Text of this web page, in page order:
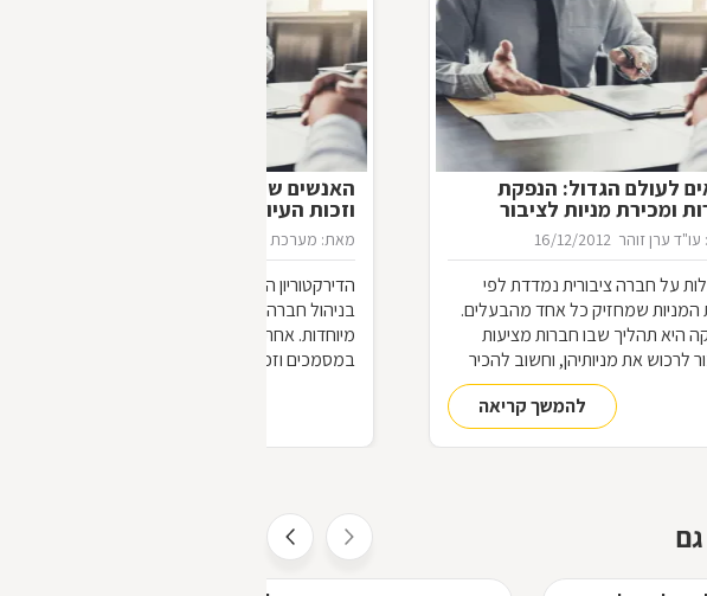
לעולם הגדול: הנפקת
ומכירת מניות לציבור
ערן זוהר 16/12/2012
על חברה ציבורית נמדדת לפי
המניות שמחזיק כל אחד מהבעלים.
היא תהליך שבו חברות מציעות
לרכוש את מניותיהן, וחשוב להכיר
החוקים והמגבלות הנוגעים
להמשך קריאה
האנשים שיודעים יותר: דירקטורים
וזכות העיון במסמכים
מאת: מערכת דפי זהב
הדירקטוריון הוא הגוף המשמעותי ביותר
בניהול חברה, ועל כן אנשיו נהנים מזכויות
מיוחדות. אחת מהן היא זכות העיון
במסמכים וזכות בדיקת הנכסים,